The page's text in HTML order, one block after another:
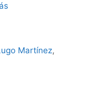
Martínez,